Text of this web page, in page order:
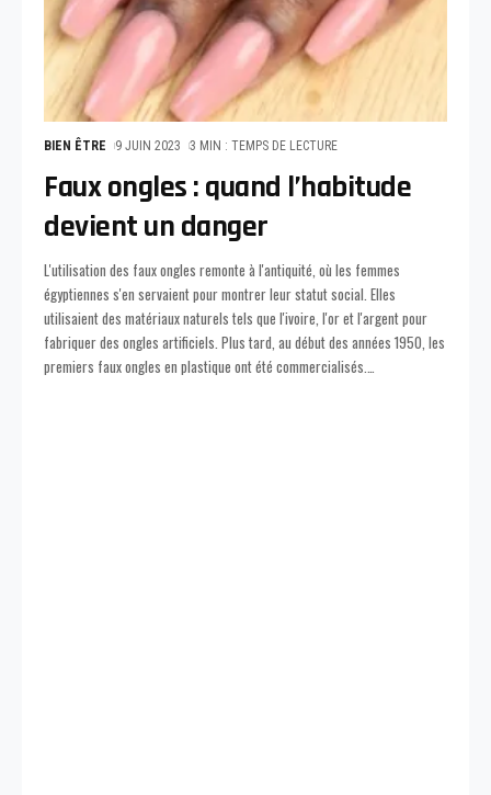
BIEN ÊTRE 9 JUIN 2023 3 MIN : TEMPS DE LECTURE
Faux ongles : quand l’habitude
devient un danger
L'utilisation des faux ongles remonte à l'antiquité, où les femmes
égyptiennes s'en servaient pour montrer leur statut social. Elles
utilisaient des matériaux naturels tels que l'ivoire, l'or et l'argent pour
fabriquer des ongles artificiels. Plus tard, au début des années 1950, les
premiers faux ongles en plastique ont été commercialisés.…